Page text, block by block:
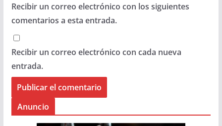
Recibir un correo electrónico con los siguientes
comentarios a esta entrada.
Recibir un correo electrónico con cada nueva
entrada.
Anuncio